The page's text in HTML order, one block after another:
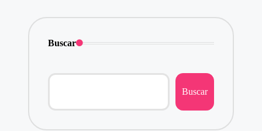
Buscar
Buscar